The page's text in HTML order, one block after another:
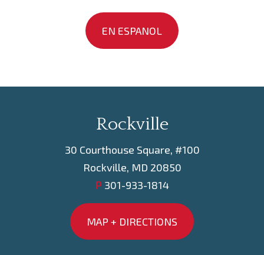
EN ESPANOL
Rockville
30 Courthouse Square, #100
Rockville, MD 20850
P 301-933-1814
MAP + DIRECTIONS